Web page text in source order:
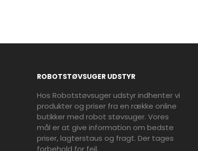
ROBOTSTØVSUGER UDSTYR
Hos Robotstøvsuger udstyr indhenter vi
produkter og priser fra en række online
butikker med robot støvsuger. Vores
mål er at give information om bedste
priser, lagterstaus og fragt. Der tages
forbehold for fejl.